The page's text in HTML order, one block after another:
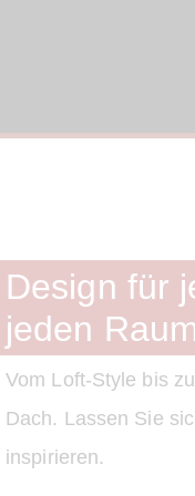
Design für
jeden
Vom Loft-Style bis
Dach. Lassen Sie
inspirieren.